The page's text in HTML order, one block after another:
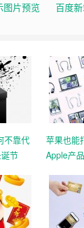
图片预览
百度
不靠代
节
苹果也能
Apple产